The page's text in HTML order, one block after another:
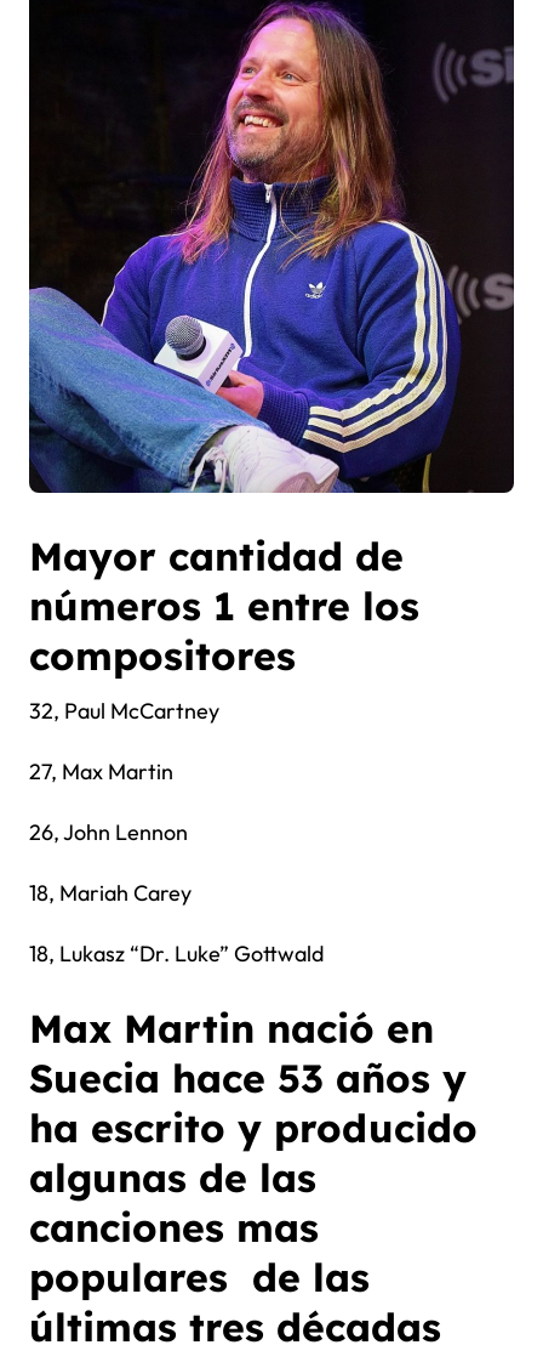
Mayor cantidad de
números 1 entre los
compositores
32, Paul McCartney
27, Max Martin
26, John Lennon
18, Mariah Carey
18, Lukasz “Dr. Luke” Gottwald
Max Martin nació en
Suecia hace 53 años y
ha escrito y producido
algunas de las
canciones mas
populares de las
últimas tres décadas